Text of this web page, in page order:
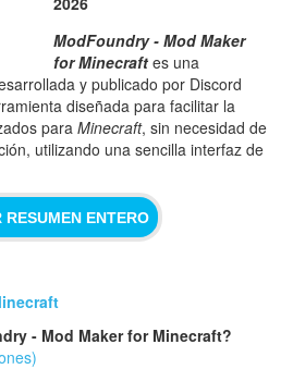
ModFoundry - Mod Maker
for Minecraft es una
y publicado por Discord
diseñada para facilitar la
paraMinecraft, sin necesidad de
utilizando una sencilla interfaz de
RESUMEN ENTERO
- Mod Maker for Minecraft?